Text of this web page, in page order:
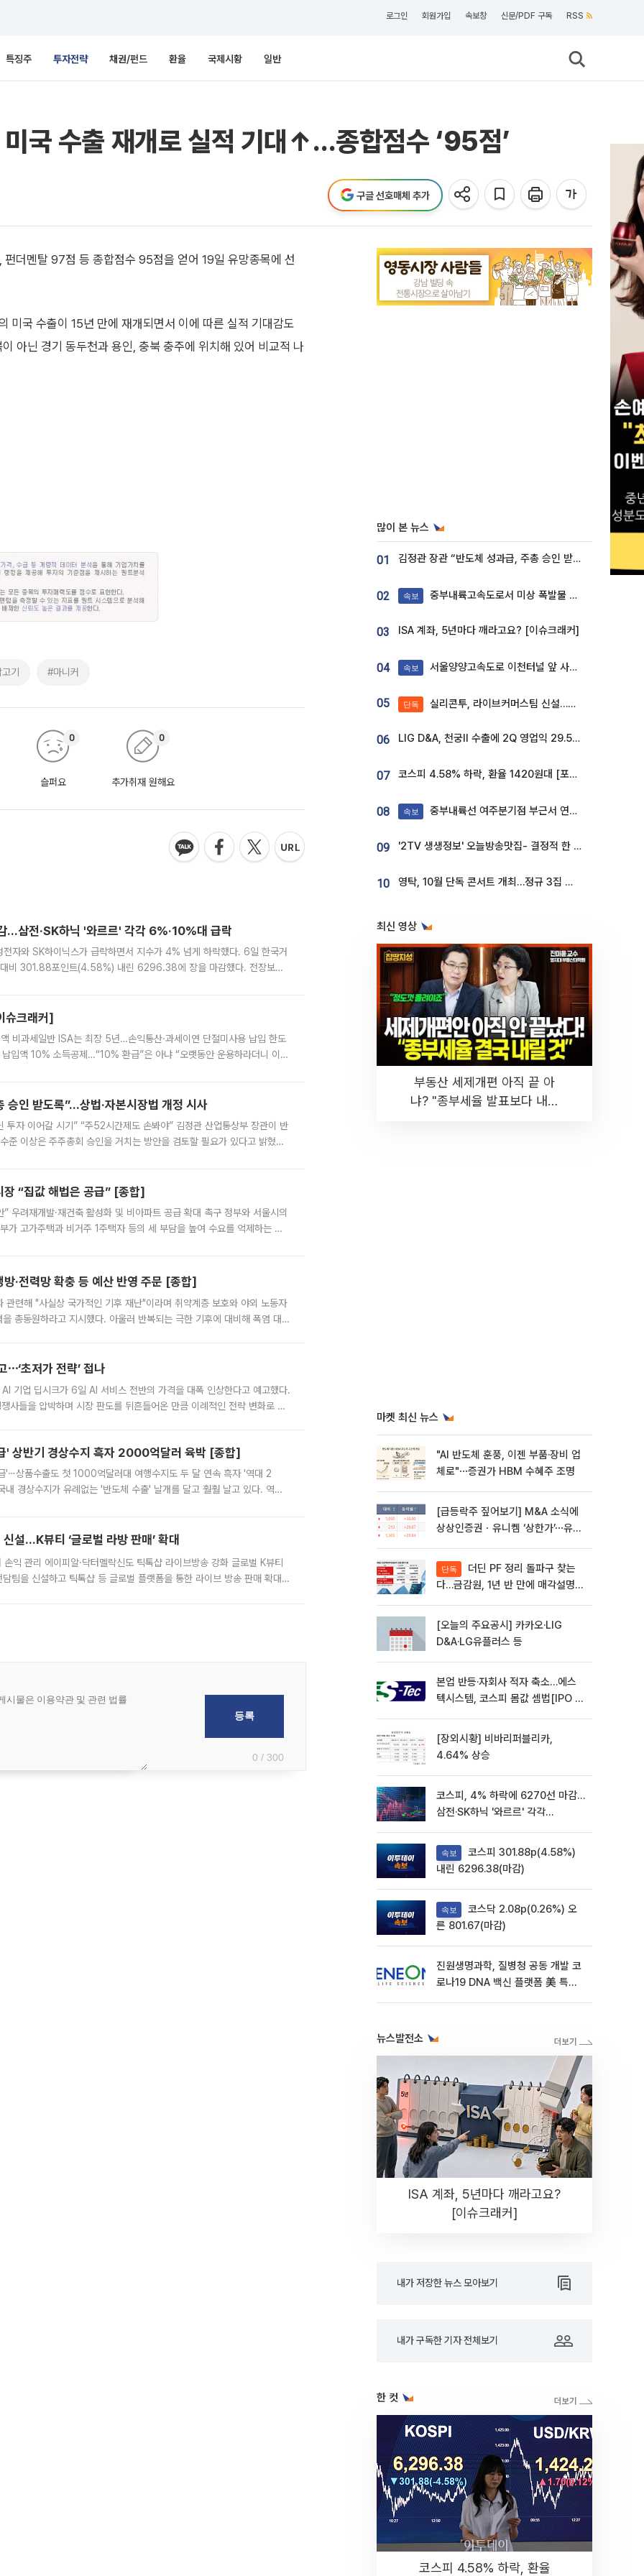
로그인 회원가입 속보창 신문/PDF 구독 RSS
특징주 투자전략 채권/펀드 환율 국제시황 일반
국 수출 재개로 실적 기대↑…종합점수 ‘95점’
구글 선호매체 추가
더멘탈 97점 등 종합점수 95점을 얻어 19일 유망종목에 선
미국 수출이 15년 만에 재개되면서 이에 따른 실적 기대감도
아닌 경기 동두천과 용인, 충북 충주에 위치해 있어 비교적 나
기 #마니커
슬퍼요
0
추가취재 원해요
0
삼전·SK하닉 '와르르' 각각 6%·10%대 급락
자와 SK하이닉스가 급락하면서 지수가 4% 넘게 하락했다. 6일 한국거
대비 301.88포인트(4.58%) 내린 6296.38에 장을 마감했다. 전장보다
슈크래커]
비과세일반 ISA는 최장 5년…손익통산·과세이연 단절미사용 납입 한도
입액 10% 소득공제…“10% 환급”은 아냐 “오랫동안 운용하라더니 이제
승인 받도록”…상법·자본시장법 개정 시사
투자 이어갈 시기” “주52시간제도 손봐야” 김정관 산업통상부 장관이 반
준 이상은 주주총회 승인을 거치는 방안을 검토할 필요가 있다고 밝혔다.
“집값 해법은 공급” [종합]
우려재개발·재건축 활성화 및 비아파트 공급 확대 촉구 정부와 서울시의
가 고가주택과 비거주 1주택자 등의 세 부담을 높여 수요를 억제하는 카
·전력망 확충 등 예산 반영 주문 [종합]
련해 "사실상 국가적인 기후 재난"이라며 취약계층 보호와 야외 노동자
총동원하라고 지시했다. 아울러 반복되는 극한 기후에 대비해 폭염 대응
⋯‘초저가 전략’ 접나
기업 딥시크가 6일 AI 서비스 전반의 가격을 대폭 인상한다고 예고했다.
사들을 압박하며 시장 판도를 뒤흔들어온 만큼 이례적인 전략 변화로 평
' 상반기 경상수지 흑자 2000억달러 육박 [종합]
상품수출도 첫 1000억달러대 여행수지도 두 달 연속 흑자 '역대 2
경상수지가 유례없는 '반도체 수출' 날개를 달고 훨훨 날고 있다. 역대
설…K뷰티 ‘글로벌 라방 판매’ 확대
익 관리 에이피알·닥터멜락신도 틱톡샵 라이브방송 강화 글로벌 K뷰티
팀을 신설하고 틱톡샵 등 글로벌 플랫폼을 통한 라이브 방송 판매 확대에
0 / 300
많이 본 뉴스
01 김정관 장관 “반도체 성과급, 주총 승인 받도록”…상법·자본시장법 개정 시사
02 속보 중부내륙고속도로서 미상 폭발물 발견
03 ISA 계좌, 5년마다 깨라고요? [이슈크래커]
04 속보 서울양양고속도로 이천터널 앞 사고 발생
05 단독 실리콘투, 라이브커머스팀 신설…K뷰티 ‘글로벌 판매망’ 확대[K뷰티 라방戰]
06 LIG D&A, 천궁Ⅱ 수출에 2Q 영업익 29.5%↑…수주잔고 24.6조 [종합]
07 코스피 4.58% 하락, 환율 1420원대 [포토]
08 속보 중부내륙선 여주분기점 부근서 연이은 추돌사고 발생
09 '2TV 생생정보' 오늘방송맛집- 결정적 한 수, 3종 메밀면! 메밀 소바 맛집 '의○○○○'
10 영탁, 10월 단독 콘서트 개최…정규 3집 신곡 첫선
최신 영상
부동산 세제개편 아직 끝 아
냐? "종부세율 발표보다 내릴
마켓 최신 뉴스
"AI 반도체 훈풍, 이젠 부품·장비 업
체로"⋯증권가 HBM 수혜주 조명
[급등락주 짚어보기] M&A 소식에
상상인증권ㆍ유니켐 ‘상한가’⋯유증
단독
다…금감원, 1년 반 만에 매각설명회
[오늘의 주요공시] 카카오·LIG
D&A·LG유플러스 등
본업 반등·자회사 적자 축소…에스
텍시스템, 코스피 몸값 셈법[IPO 엑
[장외시황] 비바리퍼블리카,
4.64% 상승
코스피, 4% 하락에 6270선 마감…
삼전·SK하닉 '와르르' 각각
속보
내린 6296.38(마감)
속보
른 801.67(마감)
진원생명과학, 질병청 공동 개발 코
로나19 DNA 백신 플랫폼 美 특허
뉴스발전소
ISA 계좌, 5년마다 깨라고요?
[이슈크래커]
내가 저장한 뉴스 모아보기
내가 구독한 기자 전체보기
한 컷
코스피 4.58% 하락, 환율